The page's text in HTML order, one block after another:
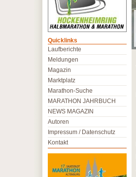
Quicklinks
Laufberichte
Meldungen
Magazin
Marktplatz
Marathon-Suche
MARATHON JAHRBUCH
NEWS MAGAZIN
Autoren
Impressum / Datenschutz
Kontakt